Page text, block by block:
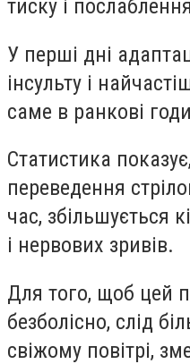
тиску і
У перші дні
інсульту і
саме в ранкові
Статистика
переведення
час, збільшується
і нервових зривів.
Для того, щоб цей
безболісно, слід
свіжому повітрі,